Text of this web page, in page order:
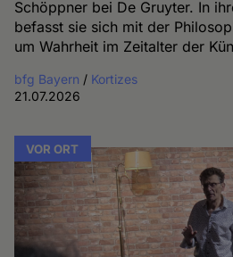
Schöppner bei De Gruyter. In
befasst sie sich mit der
um Wahrheit im Zeitalter der
bfg Bayern / Kortizes
21.07.2026
VOR ORT